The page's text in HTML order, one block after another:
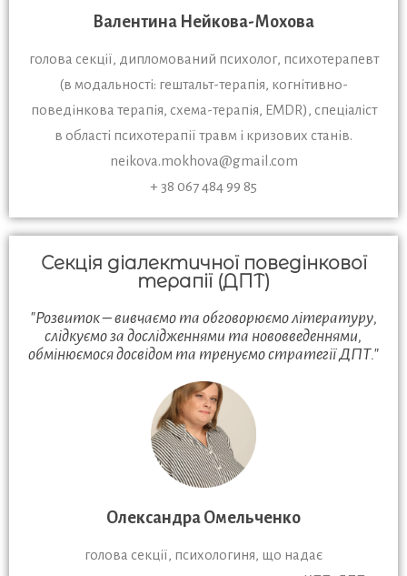
Валентина Нейкова-Мохова
голова секції, дипломований психолог, психотерапевт
(в модальності: гештальт-терапія, когнітивно-
поведінкова терапія, схема-терапія, EMDR), спеціаліст
в області психотерапії травм і кризових станів.
neikova.mokhova@gmail.com
+ 38 067 484 99 85
Секція діалектичної поведінкової
терапії (ДПТ)
"Розвиток – вивчаємо та обговорюємо літературу,
слідкуємо за дослідженнями та нововведеннями,
обмінюємося досвідом та тренуємо стратегії ДПТ."
Олександра Омельченко
голова секції, психологиня, що надає